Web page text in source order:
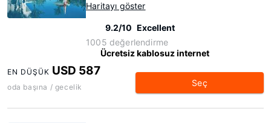
Haritayı göster
9.2/10 Excellent
1005 değerlendirme
Ücretsiz kablosuz internet
EN DÜŞÜK USD 587
oda başına / gecelik Seç